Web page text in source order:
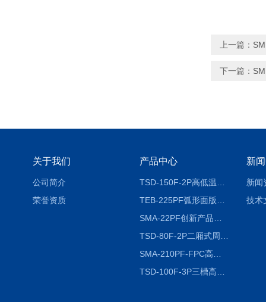
上一篇：
下一篇：
关于我们
公司简介
荣誉资质
产品中心 新
新闻
技术